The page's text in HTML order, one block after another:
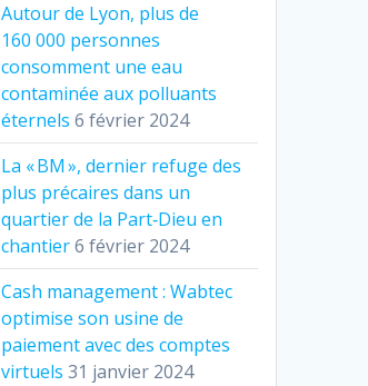
Autour de Lyon, plus de
160 000 personnes
consomment une eau
contaminée aux polluants
éternels 6 février 2024
La « BM », dernier refuge des
plus précaires dans un
quartier de la Part‐Dieu en
chantier6 février 2024
Cash management : Wabtec
optimise son usine de
paiement avec des comptes
virtuels 31 janvier 2024